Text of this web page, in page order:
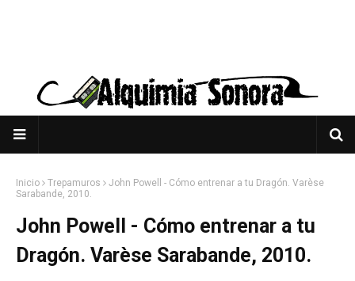
Inicio Trepamuros
John Powell - Cómo entrenar a tu Dragón. Varèse
Sarabande, 2010.
John Powell - Cómo entrenar a tu
Dragón. Varèse Sarabande, 2010.